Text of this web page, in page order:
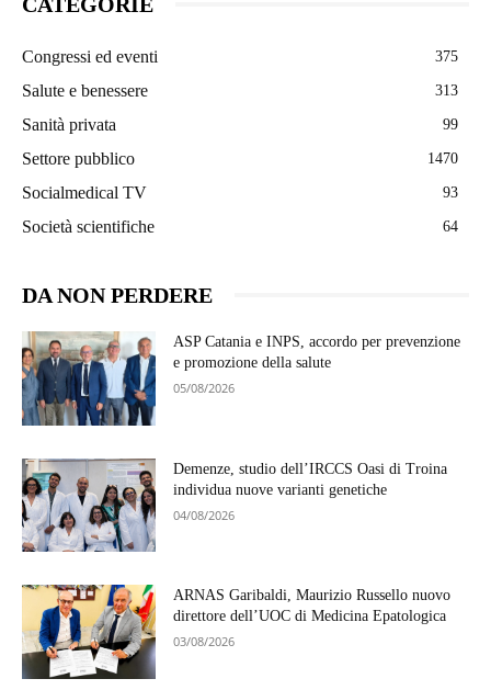
Congressi ed eventi 375
Salute e benessere 313
Sanità privata 99
Settore pubblico 1470
Socialmedical TV 93
Società scientifiche 64
DA NON PERDERE
ASP Catania e INPS, accordo per prevenzione
e promozione della salute
05/08/2026
Demenze, studio dell’IRCCS Oasi di Troina
individua nuove varianti genetiche
04/08/2026
ARNAS Garibaldi, Maurizio Russello nuovo
direttore dell’UOC di Medicina Epatologica
03/08/2026